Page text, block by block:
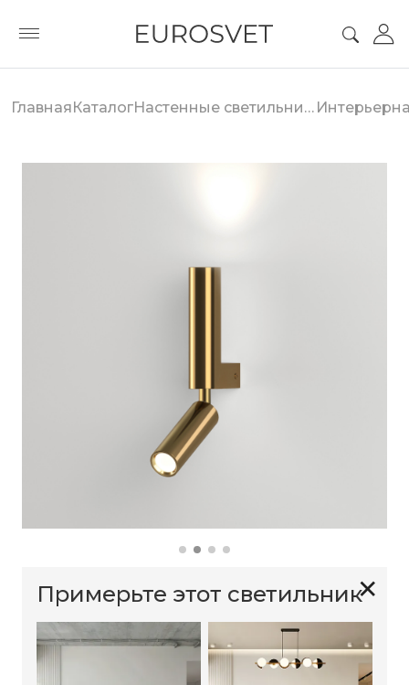
ГлавнаяКаталог Настенные светильники
✕
Примерьте этот светильник